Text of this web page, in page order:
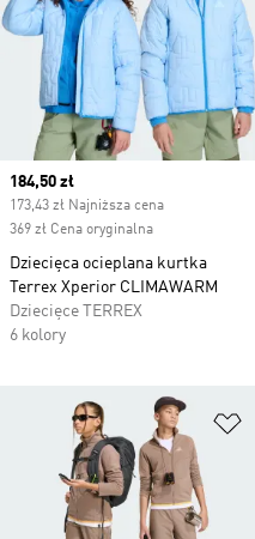
Current price
184,50 zł
173,43 zł Najniższa cena
369 zł Cena oryginalna
Dziecięca ocieplana kurtka
Terrex Xperior CLIMAWARM
Dziecięce TERREX
6 kolory